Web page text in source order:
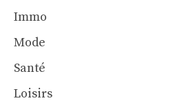
Immo
Mode
Santé
Loisirs